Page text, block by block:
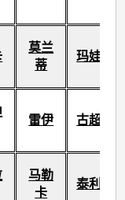
莫兰
蒂
玛娃
雷伊 古超
马勒
卡
泰利